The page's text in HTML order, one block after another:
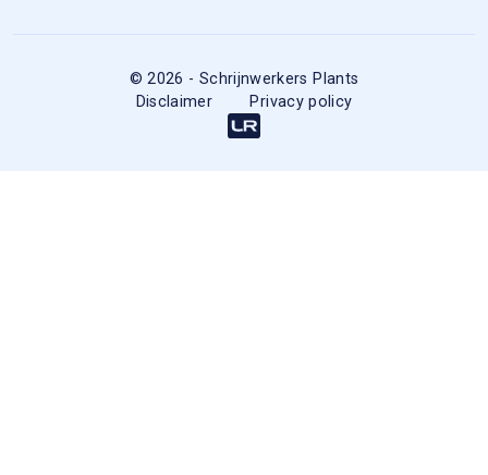
© 2026 - Schrijnwerkers Plants
Disclaimer
Privacy policy